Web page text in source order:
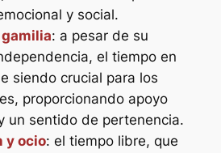
y social.
: a pesar de su
el tiempo en
siendo crucial para los
proporcionando apoyo
un sentido de pertenencia.
y ocio: el tiempo libre, que